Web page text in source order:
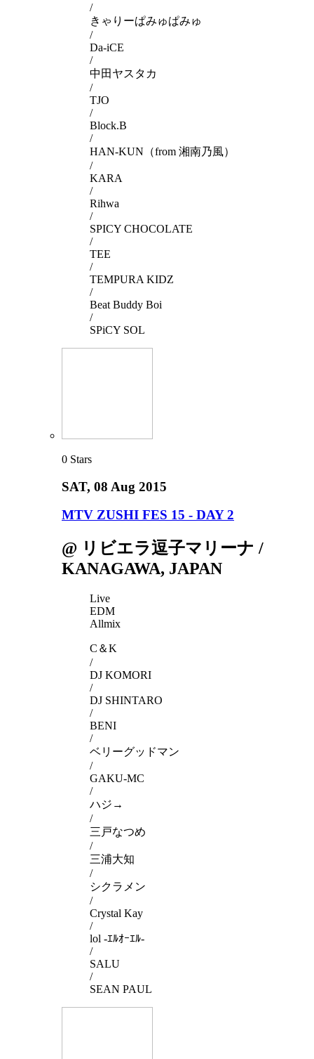
/
きゃりーぱみゅぱみゅ
/
Da-iCE
/
中田ヤスタカ
/
TJO
/
Block.B
/
HAN-KUN（from 湘南乃風）
/
KARA
/
Rihwa
/
SPICY CHOCOLATE
/
TEE
/
TEMPURA KIDZ
/
Beat Buddy Boi
/
SPiCY SOL
0 Stars
SAT, 08 Aug 2015
MTV ZUSHI FES 15 - DAY 2
@ リビエラ逗子マリーナ /
KANAGAWA, JAPAN
Live
EDM
Allmix
C＆K
/
DJ KOMORI
/
DJ SHINTARO
/
BENI
/
ベリーグッドマン
/
GAKU-MC
/
ハジ→
/
三戸なつめ
/
三浦大知
/
シクラメン
/
Crystal Kay
/
lol -ｴﾙｵｰｴﾙ-
/
SALU
/
SEAN PAUL